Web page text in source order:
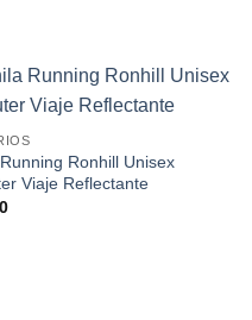
Ronhill Unisex
Viaje Reflectante